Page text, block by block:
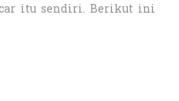
car itu sendiri. Berikut ini